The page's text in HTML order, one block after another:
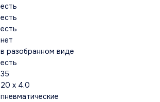
есть
есть
есть
нет
в разобранном виде
есть
35
20 x 4.0
пневматические